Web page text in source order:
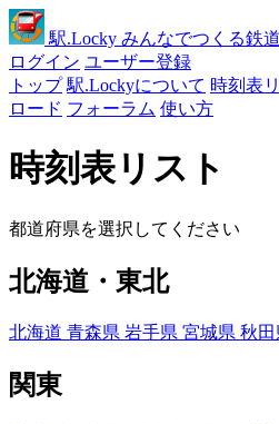
駅.Locky みんなでつくる鉄
ログイン ユーザー登録
トップ 駅.Lockyについて 時刻表
ロード フォーラム 使い方
時刻表リスト
都道府県を選択してください
北海道・東北
北海道 青森県 岩手県 宮城県 秋田
関東